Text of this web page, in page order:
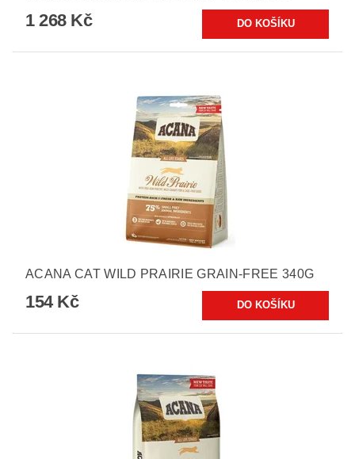
1 268 Kč
ACANA CAT WILD PRAIRIE GRAIN-FREE 340G
154 Kč